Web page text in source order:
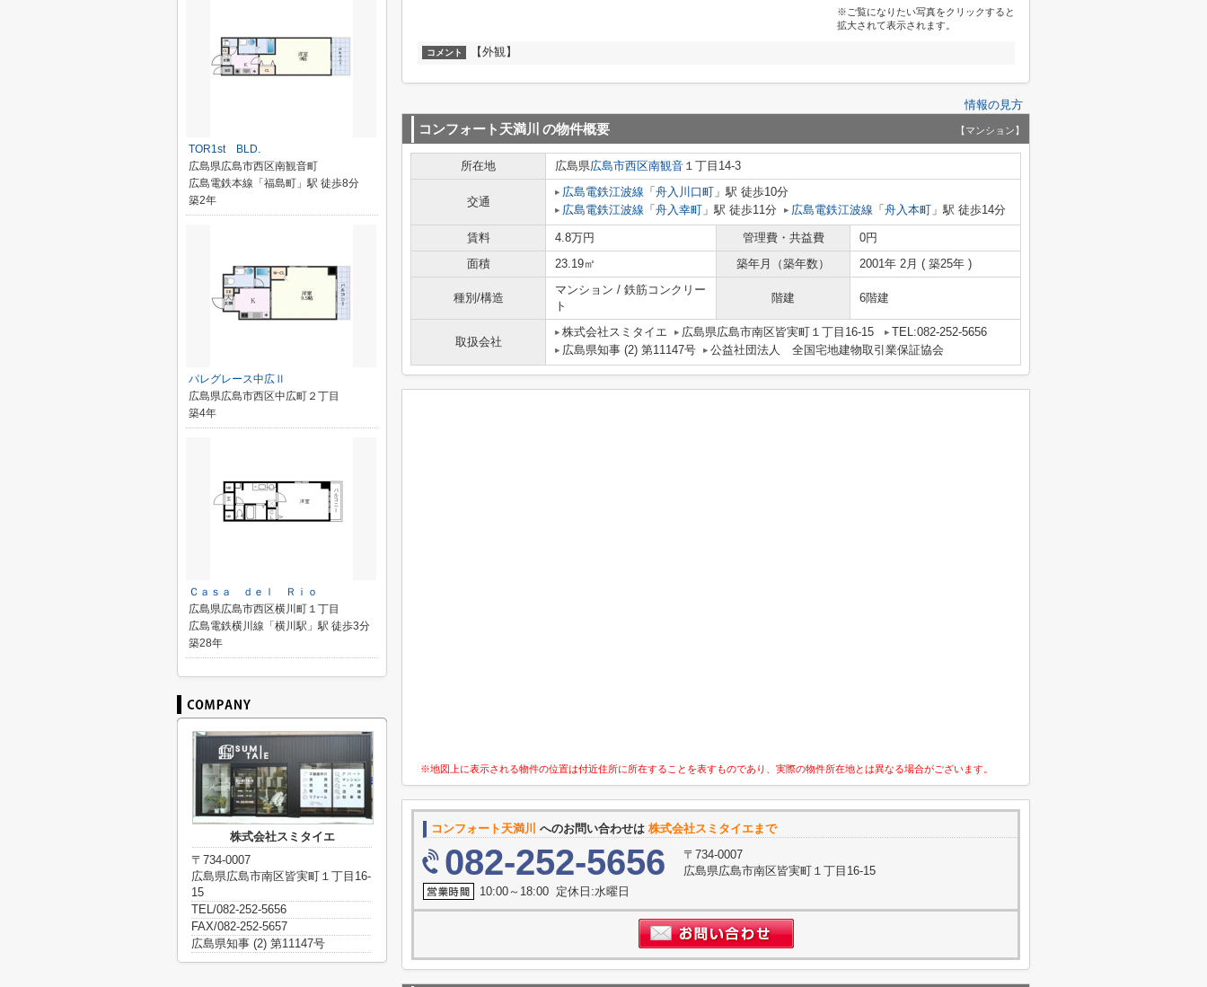
※ご覧になりたい写真をクリックすると
拡大されて表示されます。
コメント 【外観】
情報の見方
コンフォート天満川 の物件概要 【マンション】
所在地 広島県広島市西区南観音 １丁目14-3
交通
広島電鉄江波線 「 舟入川口町 」駅 徒歩10分
広島電鉄江波線 「 舟入幸町 」駅 徒歩11分 広島電鉄江波線 「 舟入本町 」駅 徒歩14分
賃料 4.8万円 管理費・共益費
0円
面積
23.19㎡ 築年月（築年数） 2001年 2月 ( 築25年 )
種別/構造
マンション / 鉄筋コンクリー
ト
階建 6階建
取扱会社
株式会社スミタイエ 広島県広島市南区皆実町１丁目16-15
TEL:082-252-5656
広島県知事 (2) 第11147号
公益社団法人 全国宅地建物取引業保証協会
※地図上に表示される物件の位置は付近住所に所在することを表すものであり、実際の物件所在地とは異なる場合がございます。
コンフォート天満川 へのお問い合わせは 株式会社スミタイエまで
082-252-5656
〒734-0007
広島県広島市南区皆実町１丁目16-15
10:00～18:00 定休日:水曜日
TOR1st BLD.
広島県広島市西区南観音町
広島電鉄本線「福島町」駅 徒歩8分
築2年
パレグレース中広Ⅱ
広島県広島市西区中広町２丁目
築4年
Ｃａｓａ ｄｅｌ Ｒｉｏ
広島県広島市西区横川町１丁目
広島電鉄横川線「横川駅」駅 徒歩3分
築28年
株式会社スミタイエ
〒734-0007
広島県広島市南区皆実町１丁目16-
15
TEL/082-252-5656
FAX/082-252-5657
広島県知事 (2) 第11147号